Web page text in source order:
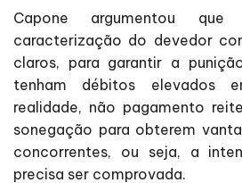
Capone argumentou
caracterização do devedor
claros, para garantir a
tenham débitos elevados
realidade, não pagamento
sonegação para obterem
concorrentes, ou seja, a
precisa ser comprovada.